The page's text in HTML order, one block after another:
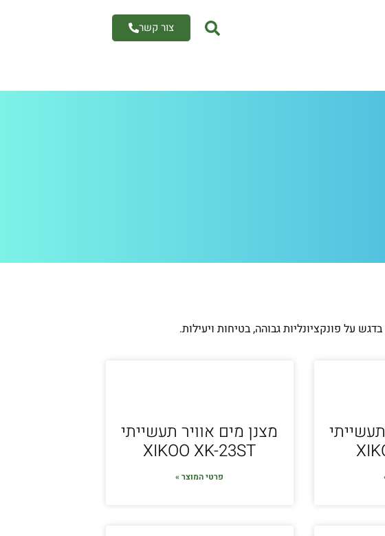
צור קשר
על פונקציונליות גבוהה, בטיחות ויעילות.
מצנן מים אוויר תעשייתי
XIKOO XK-23ST
פרטי המוצר »